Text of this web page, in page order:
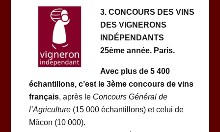
3. CONCOURS DES VINS
DES VIGNERONS
INDÉPENDANTS
25ème année. Paris.
Avec plus de 5 400
échantillons, c’est le 3ème concours de vins
français, après le Concours Général de
l’Agriculture(15 000 échantillons) et celui de
Mâcon (10 000).